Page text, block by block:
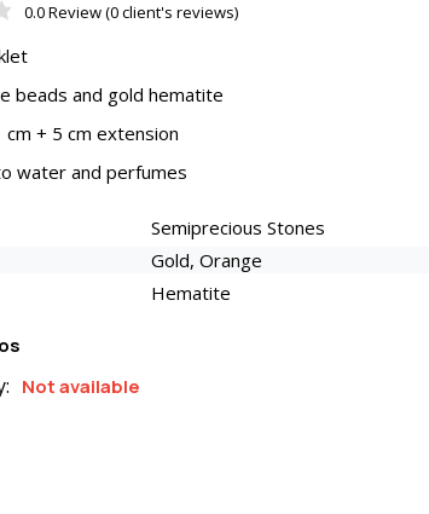
0.0 Review (0 client's reviews)
beads and gold hematite
cm + 5 cm extension
water and perfumes
Semiprecious Stones
Gold, Orange
Hematite
Not available